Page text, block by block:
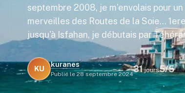
septembre 2008, je m’envolais pour
merveilles des Routes de la Soie…
jusqu'à Isfahan, je débutais par
KU
kuranes
Publié le 28 septembre 2024
31jours5/5